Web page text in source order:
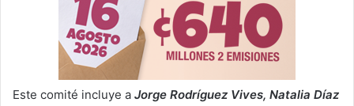
Este comité incluye a Jorge Rodríguez Vives, Natalia Díaz